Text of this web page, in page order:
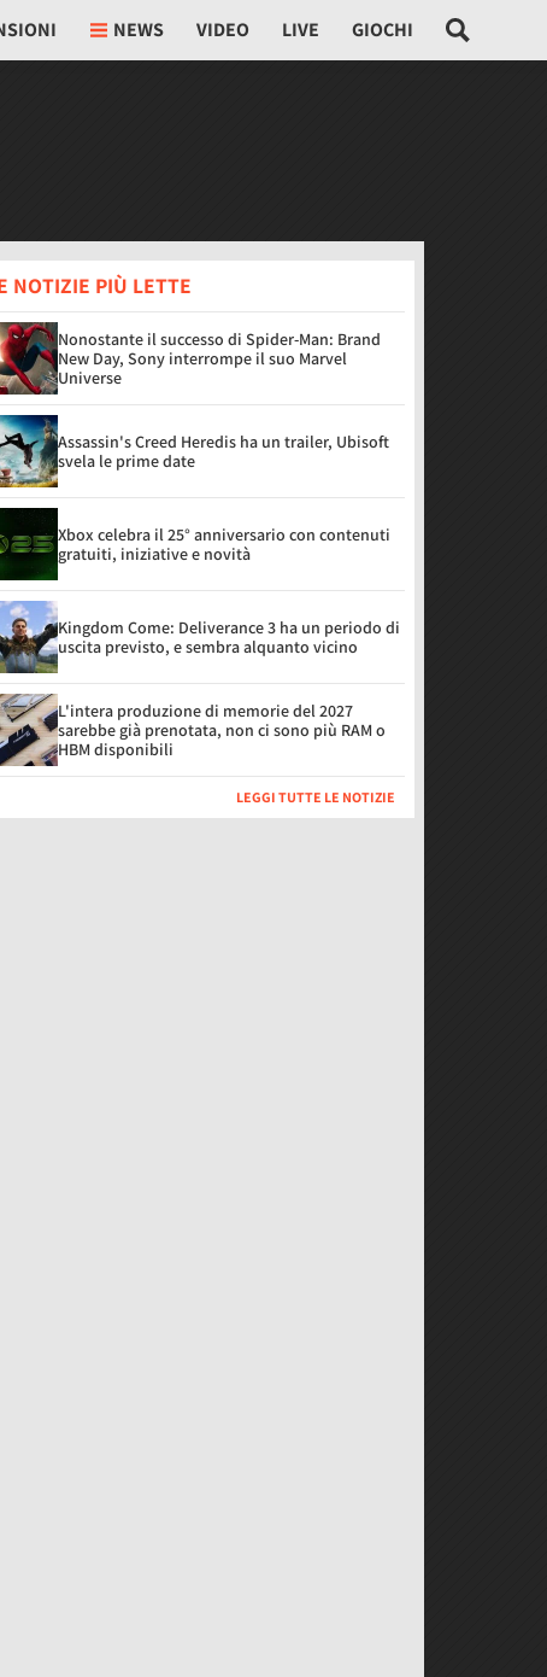
NEWS VIDEO LIVE GIOCHI
NOTIZIE PIÙ LETTE
Nonostante il successo di Spider-Man: Brand
New Day, Sony interrompe il suo Marvel
Universe
Assassin's Creed Heredis ha un trailer, Ubisoft
svela le prime date
Xbox celebra il 25° anniversario con contenuti
gratuiti, iniziative e novità
Kingdom Come: Deliverance 3 ha un periodo di
uscita previsto, e sembra alquanto vicino
L'intera produzione di memorie del 2027
sarebbe già prenotata, non ci sono più RAM o
HBM disponibili
LEGGI TUTTE LE NOTIZIE